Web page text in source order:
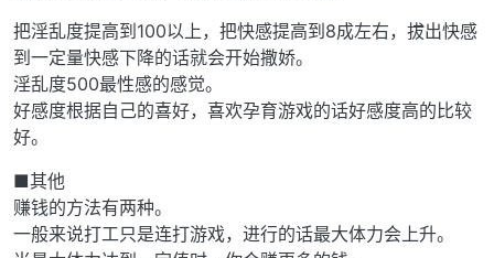
把淫乱度提高到100以上，把快感提高到8成左右，拔出快感
到一定量快感下降的话就会开始撒娇。
淫乱度500最性感的感觉。
好感度根据自己的喜好，喜欢孕育游戏的话好感度高的比较
好。
■其他
赚钱的方法有两种。
一般来说打工只是连打游戏，进行的话最大体力会上升。